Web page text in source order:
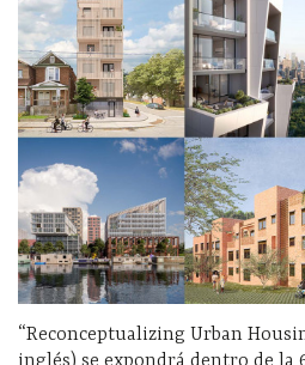
“Reconceptualizing Urban